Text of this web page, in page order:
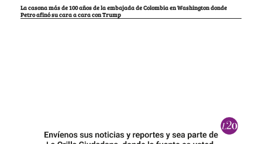
La casona más de 100 años de la embajada de Colombia en Washington donde
Petro afinó su cara a cara con Trump